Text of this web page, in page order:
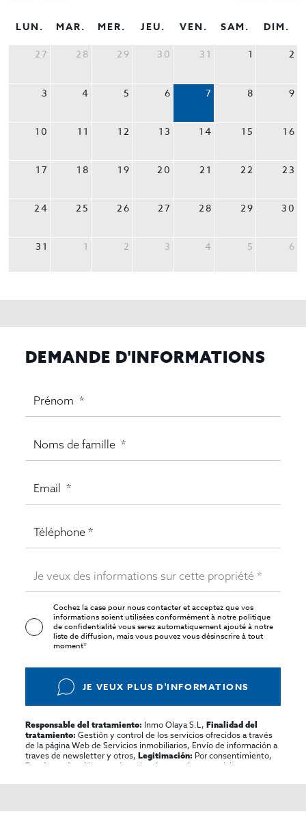
LUN. MAR. MER. JEU. VEN. SAM. DIM.
27 28 29 30 31 1 2
3 4 5 6 7 8 9
10 11 12 13 14 15 16
17 18 19 20 21 22 23
24 25 26 27 28 29 30
31 1 2 3 4 5 6
DEMANDE D'INFORMATIONS
Cochez la case pour nous contacter et acceptez que vos
informations soient utilisées conformément à notrepolitique
de confidentialitévous serez automatiquement ajouté à notre
liste de diffusion, mais vous pouvez vous désinscrire à tout
moment*
JE VEUX PLUS D'INFORMATIONS
Responsable del tratamiento: Inmo Olaya S.L,Finalidad del
tratamiento: Gestión y control de los servicios ofrecidos a través
de la página Web de Servicios inmobiliarios, Envío de información a
traves de newsletter y otros,Legitimación: Por consentimiento,
Destinatarios:
No se cederan los datos, salvo para elaborar
rectificar y suprimir los datos, solicitar la portabilidad de los